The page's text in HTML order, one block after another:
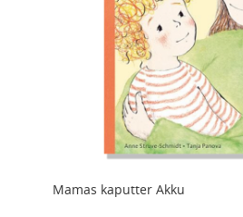
Mamas kaputter Akku